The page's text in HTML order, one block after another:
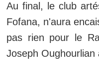
Au final, le club
Fofana, n'aura
pas rien pour le
Joseph Oughourlian